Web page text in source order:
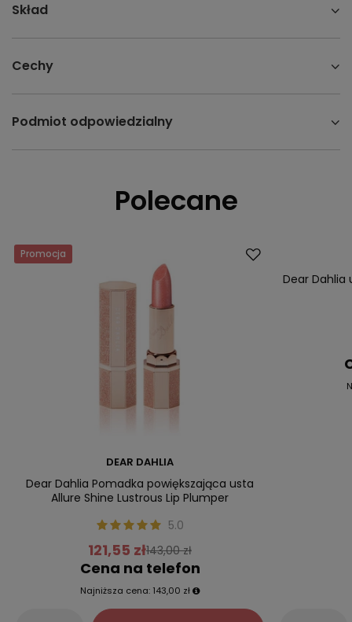
Skład
Cechy
Podmiot odpowiedzialny
Polecane
Promocja
DEAR DAHLIA
Dear Dahlia Pomadka powiększająca usta
Allure Shine Lustrous Lip Plumper
5.0
121,55 zł143,00 zł
Cena na telefon
Najniższa cena: 143,00 zł
Dear Dahlia